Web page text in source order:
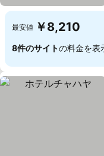
最安値 ￥8,210
8件のサイトの料金を表